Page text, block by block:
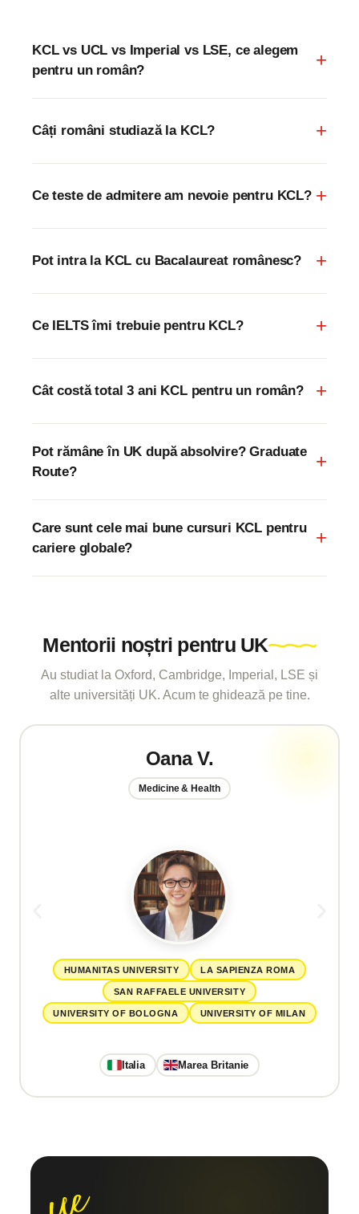
KCL vs UCL vs Imperial vs LSE, ce alegem
pentru un român?
Câți români studiază la KCL?
Ce teste de admitere am nevoie pentru KCL?
Pot intra la KCL cu Bacalaureat românesc?
Ce IELTS îmi trebuie pentru KCL?
Cât costă total 3 ani KCL pentru un român?
Pot rămâne în UK după absolvire? Graduate
Route?
Care sunt cele mai bune cursuri KCL pentru
cariere globale?
Mentorii noștri pentru UK
Au studiat la Oxford, Cambridge, Imperial, LSE și
alte universități UK. Acum te ghidează pe tine.
Oana V.
Medicine & Health
HUMANITAS UNIVERSITY LA SAPIENZA ROMA
SAN RAFFAELE UNIVERSITY
UNIVERSITY OF BOLOGNA UNIVERSITY OF MILAN
Italia Marea Britanie